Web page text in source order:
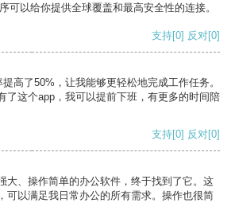
可以给你提供全球覆盖和最高安全性的连接。
支持[0] 反对[0]
高了50%，让我能够更轻松地完成工作任务。
了这个app，我可以提前下班，有更多的时间陪
支持[0] 反对[0]
大、操作简单的办公软件，终于找到了它。这
可以满足我日常办公的所有需求。操作也很简